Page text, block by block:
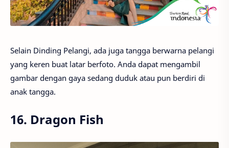
Selain Dinding Pelangi, ada juga tangga berwarna pelangi
yang keren buat latar berfoto. Anda dapat mengambil
gambar dengan gaya sedang duduk atau pun berdiri di
anak tangga.
16. Dragon Fish